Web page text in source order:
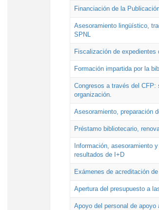
Financiación de la
Asesoramiento lingüístico,
SPNL
Fiscalización de expedientes
Formación impartida por la
Congresos a través del
organización.
Asesoramiento, preparación
Préstamo bibliotecario,
Información, asesoramiento
resultados de I+D
Exámenes de acreditación
Apertura del presupuesto a
Apoyo del personal de